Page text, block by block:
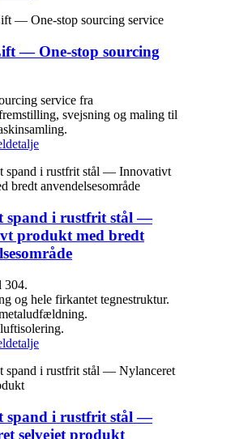
— One-stop sourcing
service fra
svejsning og maling til
detalje
spand i rustfrit stål —
produkt med bredt
304.
og hele firkantet tegnestruktur.
detalje
spand i rustfrit stål —
selvejet produkt